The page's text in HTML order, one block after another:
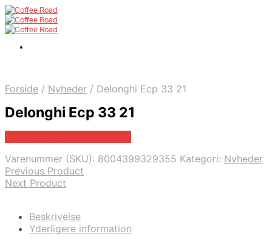
Forside / Nyheder / Delonghi Ecp 33 21
Delonghi Ecp 33 21
Varenummer (SKU): 8004399329355 Kategori: Nyheder
Previous Product
Next Product
Beskrivelse
Yderligere information